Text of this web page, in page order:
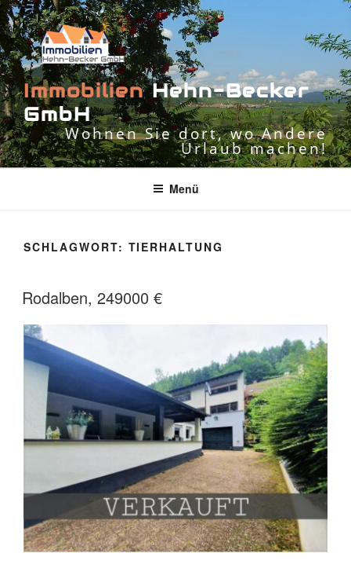
Zum
Inhalt
springen
Immobilien Hehn-Becker
GmbH
Wohnen Sie dort, wo Andere
Urlaub machen!
Menü
SCHLAGWORT: TIERHALTUNG
Rodalben, 249000 €